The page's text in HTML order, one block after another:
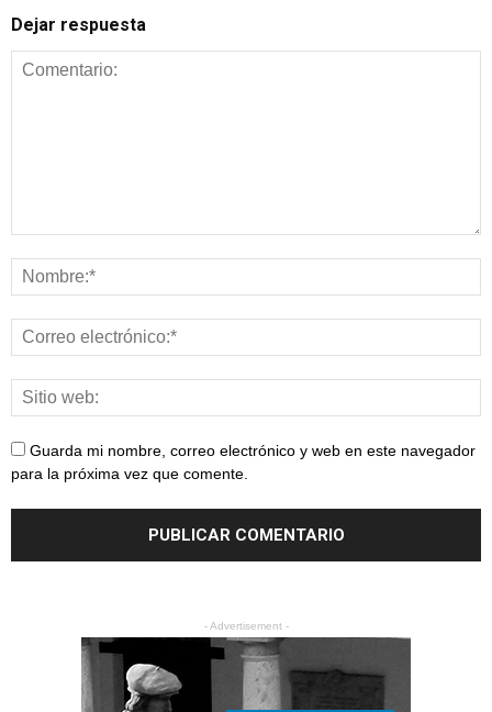
Dejar respuesta
Guarda mi nombre, correo electrónico y web en este navegador
para la próxima vez que comente.
- Advertisement -